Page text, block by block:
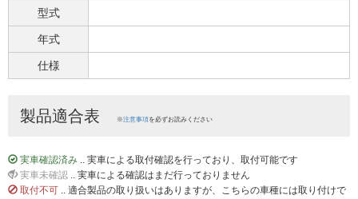
型式
年式
仕様
製品適合表 ※注意事項を必ずお読みください
実車確認済み .. 実車による取付確認を行っており、取付可能です
実車未確認 .. 実車による確認はまだ行っておりません
取付不可 .. 適合製品の取り扱いはありますが、こちらの車種には取り付けで